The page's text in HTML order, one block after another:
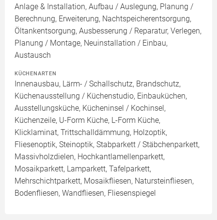
Anlage & Installation, Aufbau / Auslegung, Planung /
Berechnung, Erweiterung, Nachtspeicherentsorgung,
Öltankentsorgung, Ausbesserung / Reparatur, Verlegen,
Planung / Montage, Neuinstallation / Einbau,
Austausch
KÜCHENARTEN
Innenausbau, Lärm- / Schallschutz, Brandschutz,
Küchenausstellung / Küchenstudio, Einbauküchen,
Ausstellungsküche, Kücheninsel / Kochinsel,
Küchenzeile, U-Form Küche, L-Form Küche,
Klicklaminat, Trittschalldämmung, Holzoptik,
Fliesenoptik, Steinoptik, Stabparkett / Stäbchenparkett,
Massivholzdielen, Hochkantlamellenparkett,
Mosaikparkett, Lamparkett, Tafelparkett,
Mehrschichtparkett, Mosaikfliesen, Natursteinfliesen,
Bodenfliesen, Wandfliesen, Fliesenspiegel